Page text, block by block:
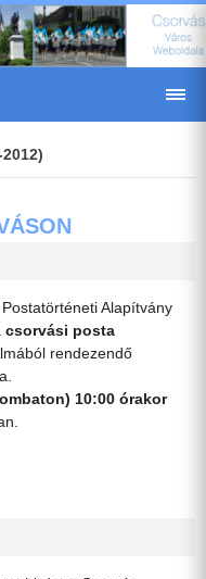
Alapítvány
csorvási posta
rendezendő
10:00 órakor